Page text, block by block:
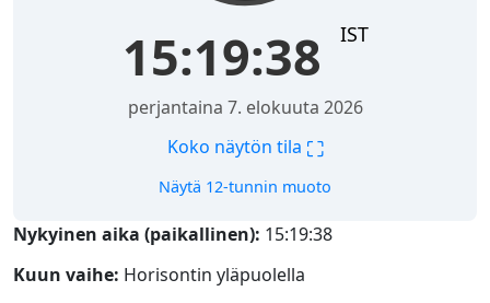
15:19:39 IST
perjantaina 7. elokuuta 2026
Koko näytön tila ⛶
Näytä 12-tunnin muoto
Nykyinen aika (paikallinen): 15:19:39
Kuun vaihe: Horisontin yläpuolella